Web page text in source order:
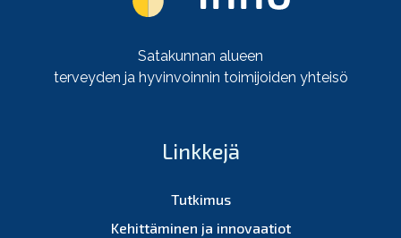
Satakunnan alueen
terveyden ja hyvinvoinnin toimijoiden yhteisö
Linkkejä
Tutkimus
Kehittäminen ja innovaatiot